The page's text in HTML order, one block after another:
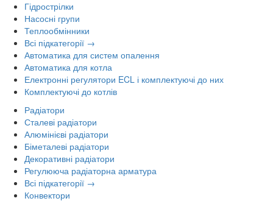
Гідрострілки
Насосні групи
Теплообмінники
Всі підкатегорії →
Автоматика для систем опалення
Автоматика для котла
Електронні регулятори ECL і комплектуючі до них
Комплектуючі до котлів
Радіатори
Сталеві радіатори
Алюмінієві радіатори
Біметалеві радіатори
Декоративні радіатори
Регулююча радіаторна арматура
Всі підкатегорії →
Конвектори